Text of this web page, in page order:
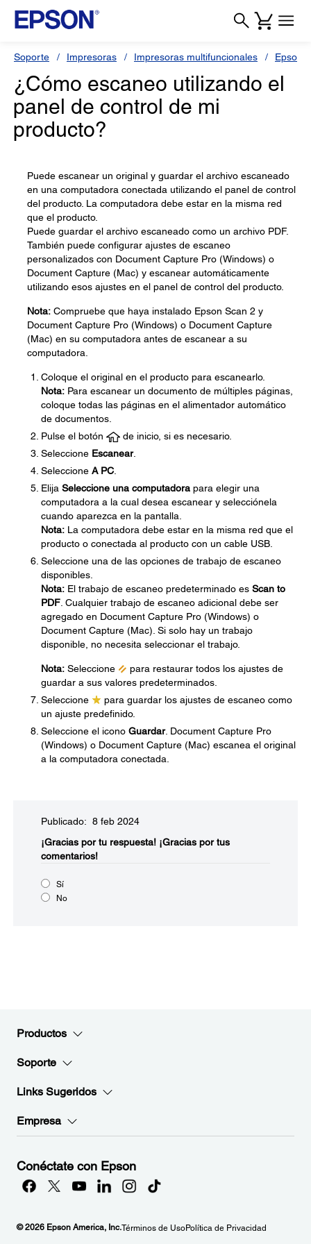
Soporte Impresoras Impresoras multifuncionales Epson
¿Cómo escaneo utilizando el
panel de control de mi
producto?
Puede escanear un original y guardar el archivo escaneado
en una computadora conectada utilizando el panel de control
del producto. La computadora debe estar en la misma red
que el producto.
Puede guardar el archivo escaneado como un archivo PDF.
También puede configurar ajustes de escaneo
personalizados con Document Capture Pro (Windows) o
Document Capture (Mac) y escanear automáticamente
utilizando esos ajustes en el panel de control del producto.
Nota: Compruebe que haya instalado Epson Scan 2 y
Document Capture Pro (Windows) o Document Capture
(Mac) en su computadora antes de escanear a su
computadora.
Coloque el original en el producto para escanearlo.
Nota: Para escanear un documento de múltiples páginas,
coloque todas las páginas en el alimentador automático
de documentos.
Pulse el botón
de inicio, si es necesario.
Seleccione Escanear.
Seleccione A PC
Elija Seleccione una computadora para elegir una
computadora a la cual desea escanear y selecciónela
cuando aparezca en la pantalla.
Nota: La computadora debe estar en la misma red que el
producto o conectada al producto con un cable USB.
Seleccione una de las opciones de trabajo de escaneo
disponibles.
Nota: El trabajo de escaneo predeterminado es Scan to
PDF . Cualquier trabajo de escaneo adicional debe ser
agregado en Document Capture Pro (Windows) o
Document Capture (Mac). Si solo hay un trabajo
disponible, no necesita seleccionar el trabajo.
Nota: Seleccione
para restaurar todos los ajustes de
guardar a sus valores predeterminados.
Seleccione
para guardar los ajustes de escaneo como
un ajuste predefinido.
Seleccione el icono Guardar. Document Capture Pro
(Windows) o Document Capture (Mac) escanea el original
a la computadora conectada.
Publicado: 8 feb 2024
¡Gracias por tu respuesta! ¡Gracias por tus
comentarios!
Sí
No
Productos
Soporte
Links Sugeridos
Empresa
Conéctate con Epson
© 2026 Epson America, Inc.Términos de UsoPolítica de Privacidad